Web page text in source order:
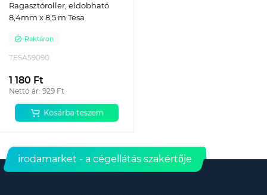
Ragasztóroller, eldobható
8,4mm x 8,5 m Tesa
Raktáron
TESA59090
1 180 Ft
Nettó ár: 929 Ft
Kosárba teszem
irodamarket - a cégellátás szakértője